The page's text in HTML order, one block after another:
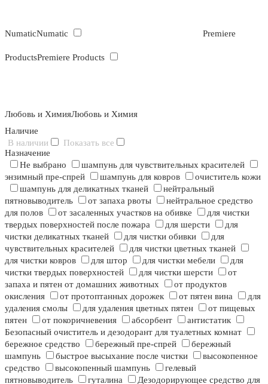
NumaticNumatic Premiere
ProductsPremiere Products
Любовь и ХимияЛюбовь и Химия
Наличие
В наличии
Показать все
Назначение
Не выбрано
шампунь для чувствительных красителей
энзимный пре-спрей
шампунь для ковров
очиститель кожи
шампунь для деликатных тканей
нейтральный
пятновыводитель
от запаха рвоты
нейтральное средство
для полов
от засаленных участков на обивке
для чистки
твердых поверхностей после пожара
для шерсти
для
чистки деликатных тканей
для чистки обивки
для
чувствительных красителей
для чистки цветных тканей
для чистки ковров
для штор для чистки мебели
для
чистки твердых поверхностей
для чистки шерсти
от
запаха и пятен от домашних животных
от продуктов
окисления
от протоптанных дорожек от пятен вина
для
удаления смолы
для удаления цветных пятен
от пищевых
пятен
от покоричневения абсорбент
антистатик
Безопасный очиститель и дезодорант для туалетных комнат
бережное средство
бережный пре-спрей
бережный
шампунь
быстрое высыхание после чистки
высокопенное
средство
высокопенный шампунь
гелевый
пятновыводитель
гуталина
Дезодорирующее средство для